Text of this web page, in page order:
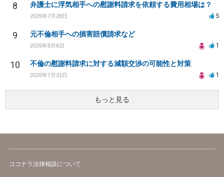
8 弁護士に浮気相手への慰謝料請求を依頼する費用相場は？
2026年7月28日 5
9 元不倫相手への損害賠償請求など
2026年8月6日 1
10 不倫の慰謝料請求に対する減額交渉の可能性と対策
2026年7月31日 1
もっと見る
ココナラ法律相談について